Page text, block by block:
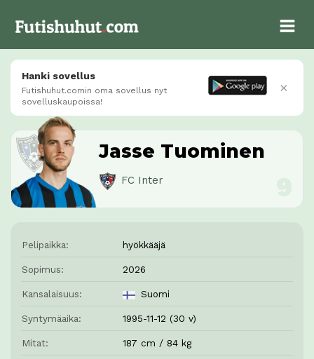
Hanki sovellus
Futishuhut.comin oma sovellus nyt
sovelluskaupoissa!
×
Jasse Tuominen
FC Inter
Pelipaikka: hyökkääjä
Sopimus: 2026
Kansalaisuus: Suomi
Syntymäaika: 1995-11-12 (30 v)
Mitat: 187 cm / 84 kg